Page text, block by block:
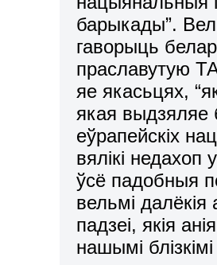
барыкады”.
гаворыць
праславутую
яе якасьцях,
якая выдзяляе
еўрапейскіх
вялікі
ўсё падобныя
вельмі
падзеі, якія
нашымі